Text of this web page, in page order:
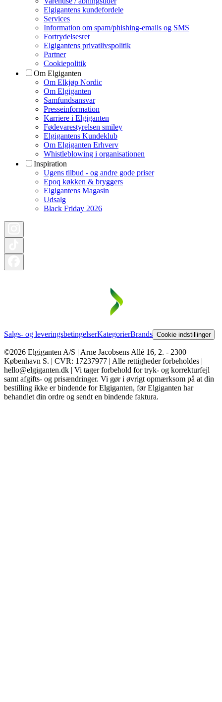
Elgigantens kundefordele
Services
Information om spam/phishing-emails og SMS
Fortrydelsesret
Elgigantens privatlivspolitik
Partner
Cookiepolitik
Om Elgiganten
Om Elkjøp Nordic
Om Elgiganten
Samfundsansvar
Presseinformation
Karriere i Elgiganten
Fødevarestyrelsen smiley
Elgigantens Kundeklub
Om Elgiganten Erhverv
Whistleblowing i organisationen
Inspiration
Ugens tilbud - og andre gode priser
Epoq køkken & bryggers
Elgigantens Magasin
Udsalg
Black Friday 2026
Salgs- og leveringsbetingelserKategorierBrands Cookie indstillinger
©2026 Elgiganten A/S | Arne Jacobsens Allé 16, 2. - 2300
København S. | CVR: 17237977 | Alle rettigheder forbeholdes |
hello@elgiganten.dk | Vi tager forbehold for tryk- og korrekturfejl
samt afgifts- og prisændringer. Vi gør i øvrigt opmærksom på at din
bestilling ikke er bindende for Elgiganten, før Elgiganten har
behandlet din ordre og sendt en bindende faktura.